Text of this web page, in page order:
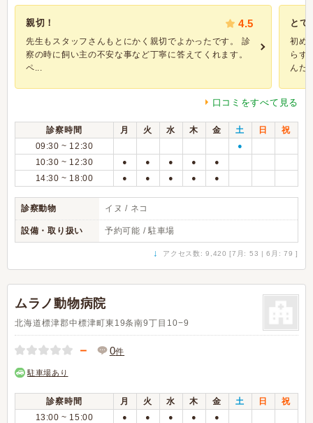
親切！ 4.5
先生もスタッフさんもとにかく親切でよかったです。 診
察の時に飼い主の不安な事など丁寧に答えてくれます。
ペ...
とて
初め
らず
んだ
口コミをすべて見る
診察時間 月 火 水 木 金 土 日
祝
09:30 ~ 12:30
●
10:30 ~ 12:30 ● ● ● ● ●
14:30 ~ 18:00 ● ● ● ● ●
診察動物 イヌ / ネコ
設備・取り扱い 予約可能 / 駐車場
↓ アクセス数: 9,420 [7月: 53 | 6月: 79 ]
ムラノ動物病院
北海道標津郡中標津町東19条南9丁目10−9
－ 0件
駐車場あり
診察時間 月 火 水 木 金 土 日
祝
13:00 ~ 15:00
● ● ● ● ●